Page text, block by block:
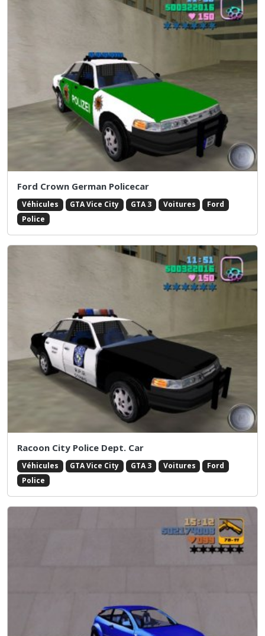
Ford Crown German Policecar
Véhicules GTA Vice City GTA 3 Voitures
Ford
Police
Racoon City Police Dept. Car
Véhicules GTA Vice City GTA 3 Voitures
Ford
Police